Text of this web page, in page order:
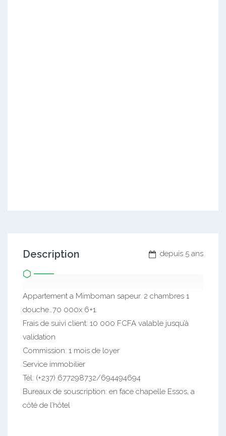
depuis 5 ans
Description
Appartement a Mimboman sapeur. 2 chambres 1
douche…70 000x 6+1.
Frais de suivi client: 10 000 FCFA valable jusqu’à
validation
Commission: 1 mois de loyer
Service immobilier
Tél: (+237) 677298732/694494694
Bureaux de souscription: en face chapelle Essos, a
côté de l’hôtel